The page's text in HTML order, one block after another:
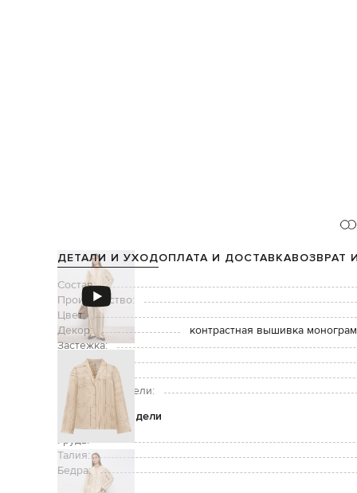
ДЕТАЛИ И УХОДОПЛАТА И ДОСТАВКАВОЗВРАТ
Состав:
Производство:
Цвет:
Декор:
контрастная вышивка
Застежка:
Уход:
Рост модели:
Размер на модели:
Параметры модели
Грудь:
Талия:
Бедра: